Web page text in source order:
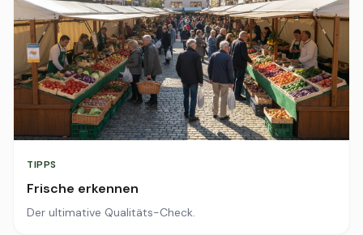
TIPPS
Frische erkennen
Der ultimative Qualitäts-Check.